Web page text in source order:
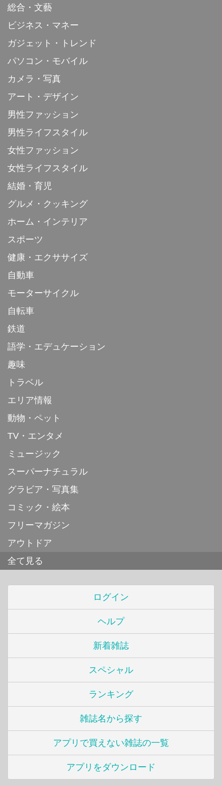
総合・文藝
ビジネス・マネー
ガジェット・トレンド
パソコン・モバイル
カメラ・写真
アート・デザイン
男性ファッション
男性ライフスタイル
女性ファッション
女性ライフスタイル
結婚・育児
グルメ・クッキング
ホーム・インテリア
スポーツ
健康・エクササイズ
自動車
モーターサイクル
自転車
鉄道
語学・エデュケーション
趣味
トラベル
エリア情報
動物・ペット
TV・エンタメ
ミュージック
スーパーナチュラル
グラビア・写真集
コミック・絵本
フリーマガジン
アウトドア
全て見る
ログイン
ヘルプ
新着雑誌
スペシャル
ランキング
雑誌名から探す
アプリで買えない雑誌の一覧
アプリをダウンロード